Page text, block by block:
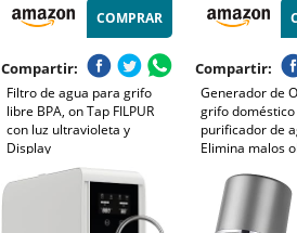
COMPRAR
Compartir:
Filtro de agua para grifo
libre BPA, on Tap FILPUR
con luz ultravioleta y
Display
Compartir:
Generador de
grifo doméstico
purificador de
Elimina malos
alimentarias -
de ozono de
Ozono Hogar.